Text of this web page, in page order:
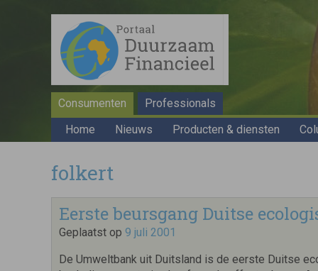
Consumenten
Professionals
Home
Nieuws Producten & diensten
folkert
Eerste beursgang Duitse
Geplaatst op 9 juli 2001
De Umweltbank uit Duitsland is de eerste Duitse